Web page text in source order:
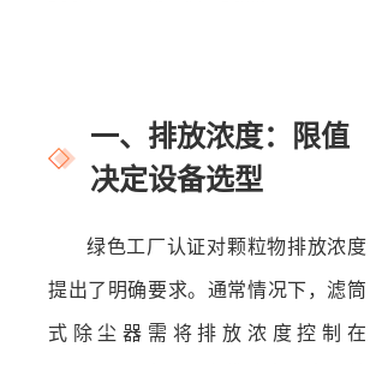
一、排放浓度：限值
决定设备选型
绿色工厂认证对颗粒物排放浓度
提出了明确要求。通常情况下，滤筒
式除尘器需将排放浓度控制在